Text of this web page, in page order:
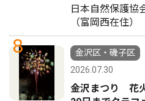
日本自然保護協
（富岡西在住）
8
金沢区・磯子区
2026.07.30
金沢まつり 花